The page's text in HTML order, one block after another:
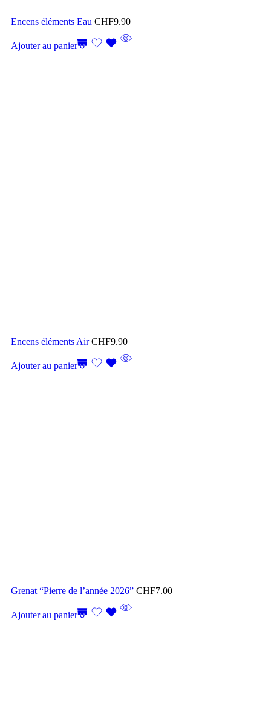
Encens éléments Eau CHF9.90
Ajouter au panier
Encens éléments AirCHF9.90
Ajouter au panier
Grenat “Pierre de l’année 2026” CHF7.00
Ajouter au panier